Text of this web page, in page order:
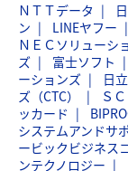
ＮＴＴデータ
ン
LINEヤフー
ＮＥＣソリューシ
ズ
富士ソフト
ーションズ
日
ズ（CTC）
Ｓ
ッカード
システムアンドサ
ービックビジネス
ンテクノロジー